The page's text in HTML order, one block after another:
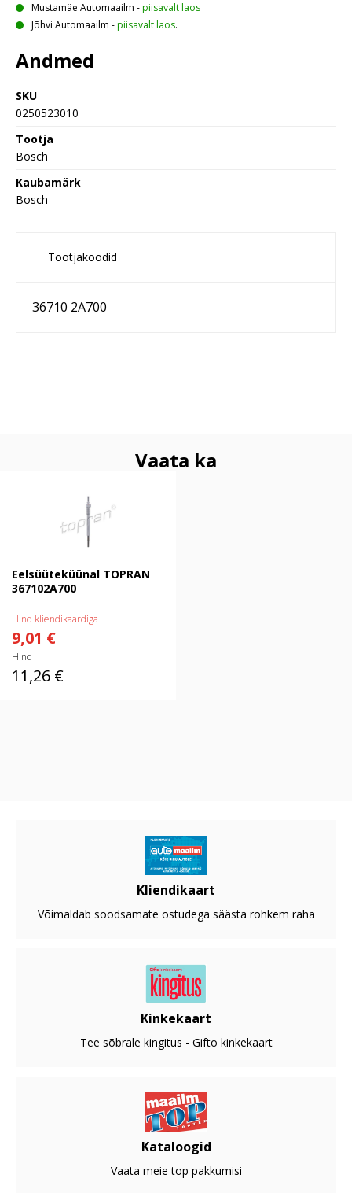
Mustamäe Automaailm -piisavalt laos
Jõhvi Automaailm -piisavalt laos.
Andmed
SKU
0250523010
Tootja
Bosch
Kaubamärk
Bosch
Tootjakoodid
36710 2A700
Vaata ka
Eelsüüteküünal TOPRAN
367102A700
Hind kliendikaardiga
9,01 €
Hind
11,26 €
Kliendikaart
Võimaldab soodsamate ostudega säästa rohkem raha
Kinkekaart
Tee sõbrale kingitus - Gifto kinkekaart
Kataloogid
Vaata meie top pakkumisi